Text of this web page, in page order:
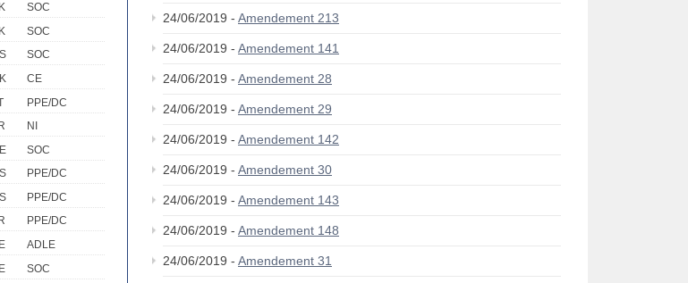
SOC
SOC
SOC
CE
PPE/DC
NI
SOC
PPE/DC
PPE/DC
PPE/DC
ADLE
SOC
24/06/2019 - Amendement 213
24/06/2019 - Amendement 141
24/06/2019 - Amendement 28
24/06/2019 - Amendement 29
24/06/2019 - Amendement 142
24/06/2019 - Amendement 30
24/06/2019 - Amendement 143
24/06/2019 - Amendement 148
24/06/2019 - Amendement 31